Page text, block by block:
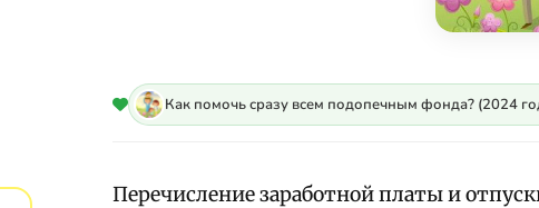
Как помочь сразу всем подопечным фонда? (2024
Перечисление заработной платы и